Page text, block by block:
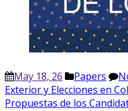
May 18, 26 Papers
Exterior y Elecciones en
Propuestas de los